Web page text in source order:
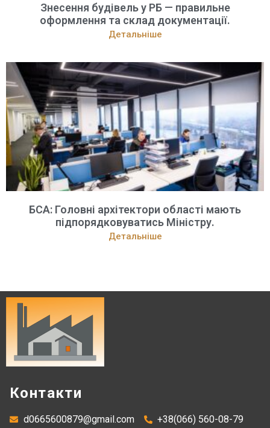
Знесення будівель у РБ — правильне
оформлення та склад документації.
Детальніше
БСА: Головні архітектори області мають
підпорядковуватись Міністру.
Детальніше
Контакти
d0665600879@gmail.com +38(066) 560-08-79